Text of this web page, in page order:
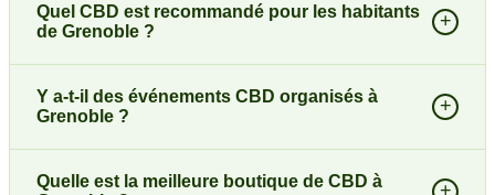
Quel CBD est recommandé pour les habitants
de Grenoble ?
+
Y a-t-il des événements CBD organisés à
Grenoble ?
+
Quelle est la meilleure boutique de CBD à